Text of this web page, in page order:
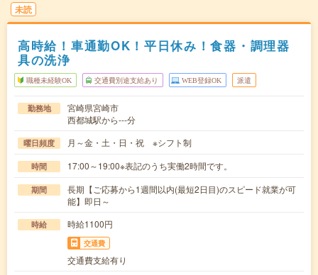
未読
高時給！車通勤OK！平日休み！食器・調理器
具の洗浄
職種未経験OK 交通費別途支給あり WEB登録OK 派遣
勤務地
宮崎県宮崎市
西都城駅から---分
曜日頻度 月～金・土・日・祝 ※シフト制
時間 17:00～19:00※表記のうち実働2時間です。
期間
長期【ご応募から1週間以内(最短2日目)のスピード就業が可
能】即日～
時給 時給1100円
交通費
交通費支給有り